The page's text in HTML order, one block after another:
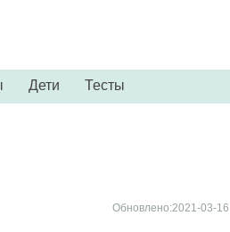
Дети Тесты
Обновлено:2021-03-16